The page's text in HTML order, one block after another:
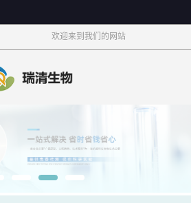
欢迎来到我们的网站